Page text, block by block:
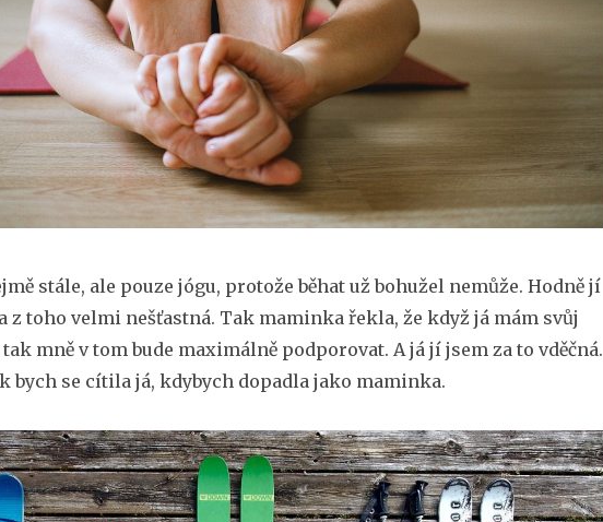
stále, ale pouze jógu, protože běhat už bohužel nemůže. Hodně jí
z toho velmi nešťastná. Tak maminka řekla, že když já mám svůj
mně v tom bude maximálně podporovat. A já jí jsem za to vděčná.
bych se cítila já, kdybych dopadla jako maminka.